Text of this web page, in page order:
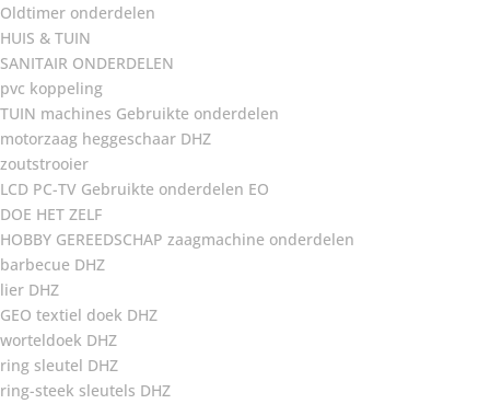
Oldtimer onderdelen
HUIS & TUIN
SANITAIR ONDERDELEN
pvc koppeling
TUIN machines Gebruikte onderdelen
motorzaag heggeschaar DHZ
zoutstrooier
LCD PC-TV Gebruikte onderdelen EO
DOE HET ZELF
HOBBY GEREEDSCHAP zaagmachine onderdelen
barbecue DHZ
lier DHZ
GEO textiel doek DHZ
worteldoek DHZ
ring sleutel DHZ
ring-steek sleutels DHZ